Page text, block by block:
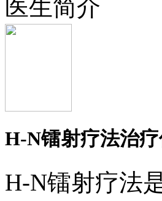
医生简介
H-N镭射疗法治
H-N镭射疗法